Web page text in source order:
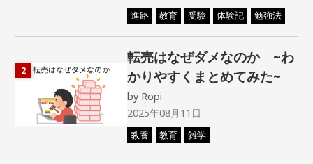
進路 教育 受験 体験記 勉強法
2
転売はなぜダメなのか ~わ
かりやすくまとめてみた~
by Ropi
2025年08月11日
教養 教育 雑学